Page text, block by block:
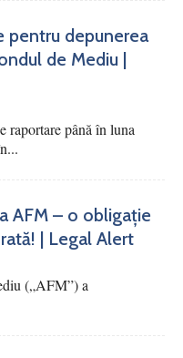
pentru depunerea
de Mediu |
raportare până în luna
AFM – o obligație
| Legal Alert
(„AFM”) a